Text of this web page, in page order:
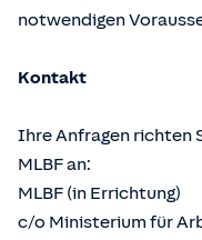
notwendigen
Kontakt
Ihre Anfragen richten
MLBF an:
MLBF (in Errichtung)
c/o Ministerium für